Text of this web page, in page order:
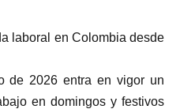
laboral en Colombia desde
de 2026 entra en vigor un
en domingos y festivos